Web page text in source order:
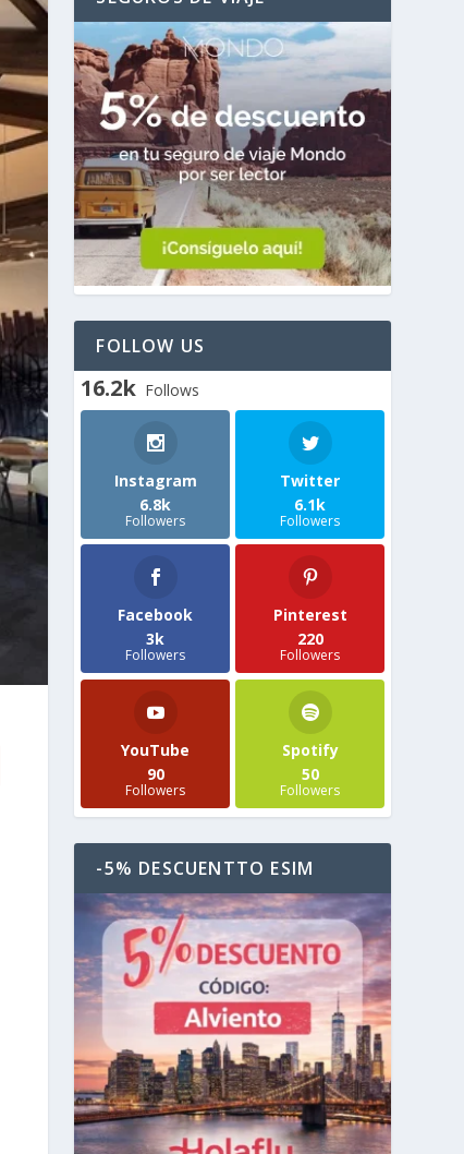
FOLLOW US
16.2k Follows
Instagram
6.8k
Followers
Twitter
6.1k
Followers
Facebook
3k
Followers
Pinterest
220
Followers
YouTube
90
Followers
Spotify
50
Followers
-5% DESCUENTTO ESIM